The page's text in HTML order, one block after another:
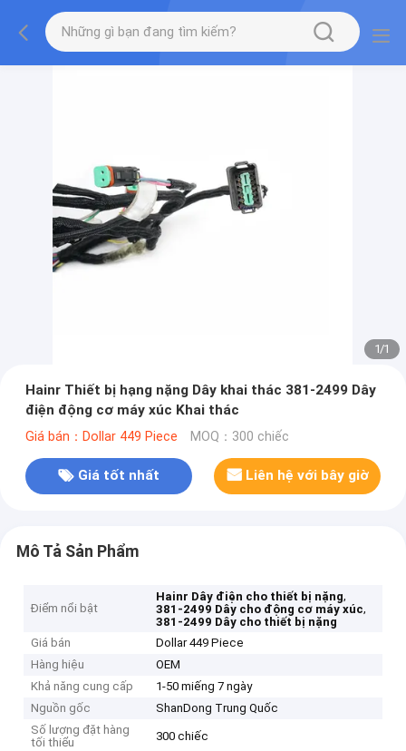
1/1
Hainr Thiết bị hạng nặng Dây khai thác 381-2499 Dây
điện động cơ máy xúc Khai thác
Giá bán：Dollar 449 Piece MOQ：300 chiếc
Giá tốt nhất Liên hệ với bây giờ
Mô Tả Sản Phẩm
Điểm nổi bật
Hainr Dây điện cho thiết bị nặng,
381-2499 Dây cho động cơ máy xúc,
381-2499 Dây cho thiết bị nặng
Giá bán
Dollar 449 Piece
Hàng hiệu
OEM
Khả năng cung cấp
1-50 miếng 7 ngày
Nguồn gốc
ShanDong Trung Quốc
Số lượng đặt hàng
tối thiểu
300 chiếc